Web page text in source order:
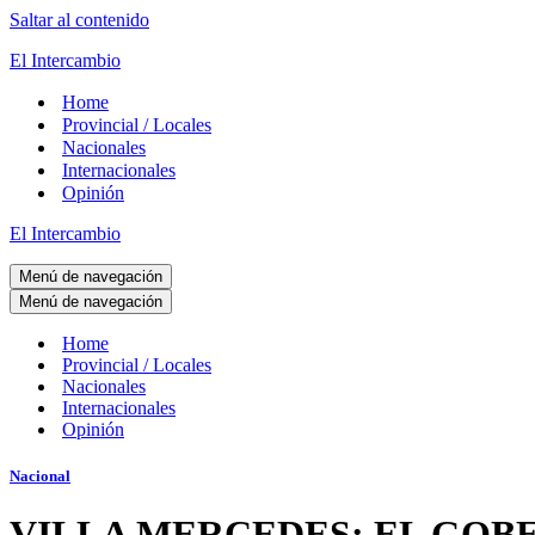
Saltar al contenido
El Intercambio
Home
Provincial / Locales
Nacionales
Internacionales
Opinión
El Intercambio
Menú de navegación
Menú de navegación
Home
Provincial / Locales
Nacionales
Internacionales
Opinión
Nacional